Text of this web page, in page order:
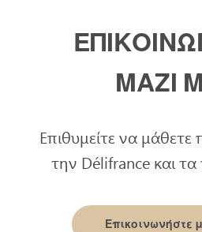
ΜΑΖΙ
Επιθυμείτε να μάθετε
την Délifrance και
Επικοινωνήστε